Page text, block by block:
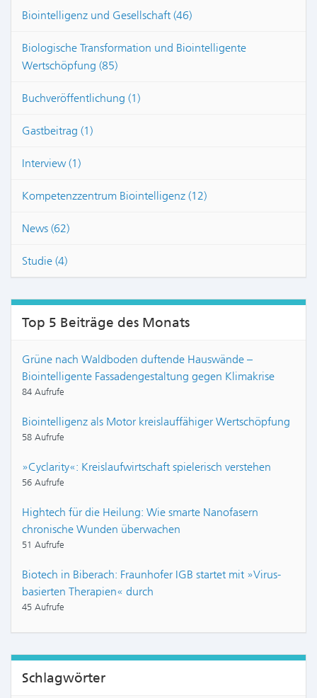
Biointelligenz und Gesellschaft (46)
Biologische Transformation und Biointelligente
Wertschöpfung (85)
Buchveröffentlichung (1)
Gastbeitrag (1)
Interview (1)
Kompetenzzentrum Biointelligenz (12)
News (62)
Studie (4)
Top 5 Beiträge des Monats
Grüne nach Waldboden duftende Hauswände –
Biointelligente Fassadengestaltung gegen Klimakrise
84 Aufrufe
Biointelligenz als Motor kreislauffähiger Wertschöpfung
58 Aufrufe
»Cyclarity«: Kreislaufwirtschaft spielerisch verstehen
56 Aufrufe
Hightech für die Heilung: Wie smarte Nanofasern
chronische Wunden überwachen
51 Aufrufe
Biotech in Biberach: Fraunhofer IGB startet mit »Virus-
basierten Therapien« durch
45 Aufrufe
Schlagwörter